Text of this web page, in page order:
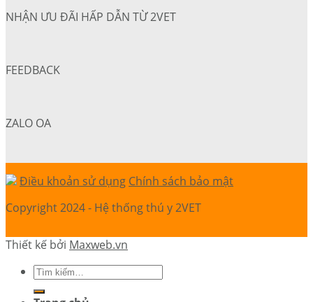
NHẬN ƯU ĐÃI HẤP DẪN TỪ 2VET
FEEDBACK
ZALO OA
Điều khoản sử dụng Chính sách bảo mật
Copyright 2024 - Hệ thống thú y 2VET
Thiết kế bởi Maxweb.vn